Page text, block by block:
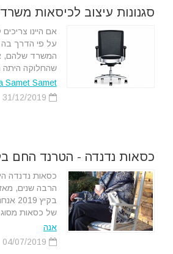
סגנונות עיצוב לכיסאות
אם היינו
על פי הדרך
המשרד שלהם,
שהחלוקה
Samet Samet
כסאות נדנדה - הטרנד החם בקיץ
כסאות נדנדה
הרבה שנים,
בקיץ
של כסאות מסוג
אנה